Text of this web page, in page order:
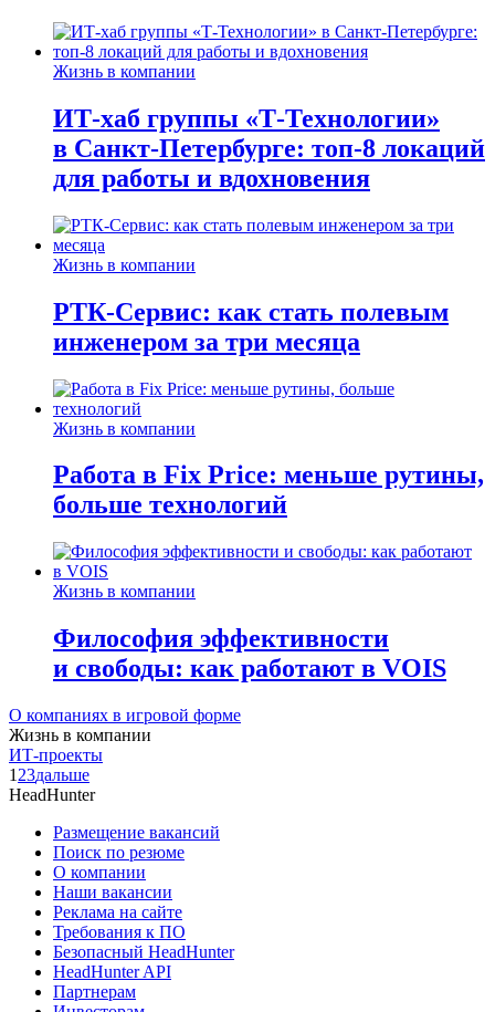
Жизнь в компании
ИТ-хаб группы «Т-Технологии»
в Санкт-Петербурге: топ-8 локаций
для работы и вдохновения
Жизнь в компании
РТК-Сервис: как стать полевым
инженером за три месяца
Жизнь в компании
Работа в Fix Price: меньше рутины,
больше технологий
Жизнь в компании
Философия эффективности
и свободы: как работают в VOIS
О компаниях в игровой форме
Жизнь в компании
ИТ-проекты
1 23дальше
HeadHunter
Размещение вакансий
Поиск по резюме
О компании
Наши вакансии
Реклама на сайте
Требования к ПО
Безопасный HeadHunter
HeadHunter API
Партнерам